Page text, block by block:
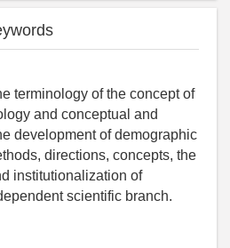
terminology of the concept of
and conceptual and
development of demographic
directions, concepts, the
institutionalization of
scientific branch.